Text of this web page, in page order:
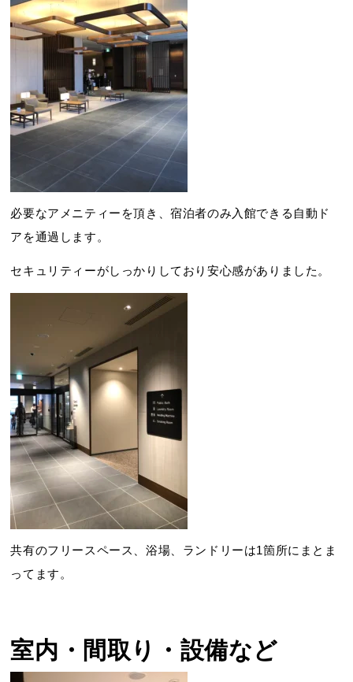
必要なアメニティーを頂き、宿泊者のみ入館できる自動ド
アを通過します。
セキュリティーがしっかりしており安心感がありました。
共有のフリースペース、浴場、ランドリーは1箇所にまとま
ってます。
室内・間取り・設備など